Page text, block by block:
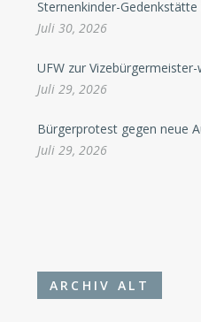
Sternenkinder-
Juli 30, 2026
UFW zur
Juli 29, 2026
Bürgerprotest gegen neue
Juli 29, 2026
ARCHIV ALT